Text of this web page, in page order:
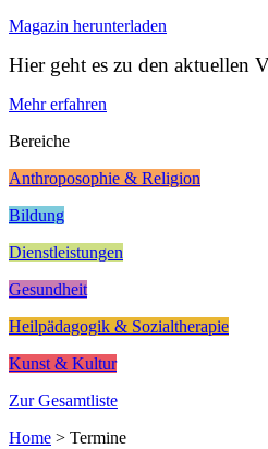
Magazin herunterladen
Hier geht es zu den aktuellen
Mehr erfahren
Bereiche
Anthroposophie & Religion
Bildung
Dienstleistungen
Gesundheit
Heilpädagogik & Sozialtherapie
Kunst & Kultur
Zur Gesamtliste
Home > Termine